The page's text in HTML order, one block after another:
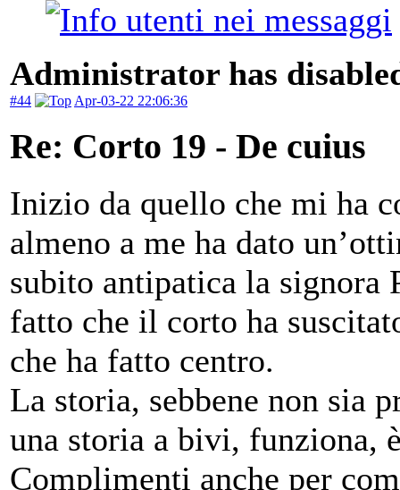
Administrator has
#44 Apr-03-22 22:06:36
Re: Corto 19 - De cuius
Inizio da quello che mi ha
almeno a me ha dato
subito antipatica la signora
fatto che il corto ha
che ha fatto centro.
La storia, sebbene non sia
una storia a bivi, funziona,
Complimenti anche per